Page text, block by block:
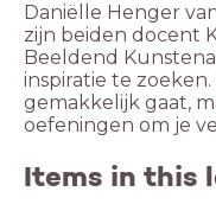
Daniëlle Henger
zijn beiden docent
Beeldend
inspiratie te
gemakkelijk gaat,
oefeningen om je
Items in this